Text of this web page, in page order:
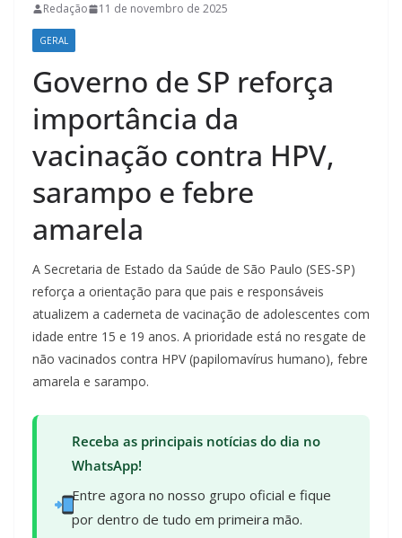
Redação 11 de novembro de 2025
GERAL
Governo de SP reforça
importância da
vacinação contra HPV,
sarampo e febre
amarela
A Secretaria de Estado da Saúde de São Paulo (SES-SP)
reforça a orientação para que pais e responsáveis
atualizem a caderneta de vacinação de adolescentes com
idade entre 15 e 19 anos. A prioridade está no resgate de
não vacinados contra HPV (papilomavírus humano), febre
amarela e sarampo.
Receba as principais notícias do dia no
WhatsApp!
Entre agora no nosso grupo oficial e fique
por dentro de tudo em primeira mão.